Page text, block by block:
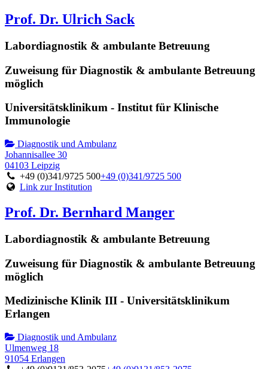
Prof. Dr. Ulrich Sack
Labordiagnostik & ambulante Betreuung
Zuweisung für Diagnostik & ambulante Betreuung
möglich
Universitätsklinikum - Institut für Klinische
Immunologie
Diagnostik und Ambulanz
Johannisallee 30
04103 Leipzig
+49 (0)341/9725 500+49 (0)341/9725 500
Link zur Institution
Prof. Dr. Bernhard Manger
Labordiagnostik & ambulante Betreuung
Zuweisung für Diagnostik & ambulante Betreuung
möglich
Medizinische Klinik III - Universitätsklinikum
Erlangen
Diagnostik und Ambulanz
Ulmenweg 18
91054 Erlangen